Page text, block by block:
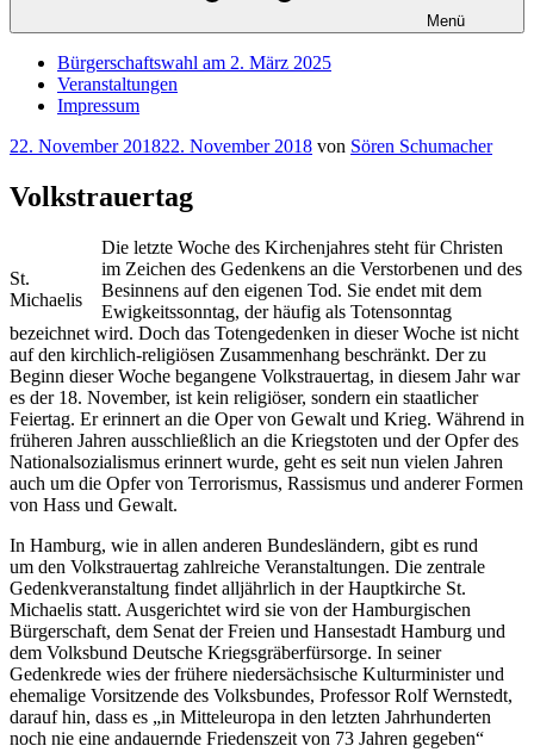
Menü
Bürgerschaftswahl am 2. März 2025
Veranstaltungen
Impressum
Veröffentlicht
22. November 201822. November 2018 von Sören Schumacher
Volkstrauertag
St.
Michaelis
Die letzte Woche des Kirchenjahres steht für Christen
im Zeichen des Gedenkens an die Verstorbenen und des
Besinnens auf den eigenen Tod. Sie endet mit dem
Ewigkeitssonntag, der häufig als Totensonntag
bezeichnet wird. Doch das Totengedenken in dieser Woche ist nicht
auf den kirchlich-religiösen Zusammenhang beschränkt. Der zu
Beginn dieser Woche begangene Volkstrauertag, in diesem Jahr war
es der 18. November, ist kein religiöser, sondern ein staatlicher
Feiertag. Er erinnert an die Oper von Gewalt und Krieg. Während in
früheren Jahren ausschließlich an die Kriegstoten und der Opfer des
Nationalsozialismus erinnert wurde, geht es seit nun vielen Jahren
auch um die Opfer von Terrorismus, Rassismus und anderer Formen
von Hass und Gewalt.
In Hamburg, wie in allen anderen Bundesländern, gibt es rund
um den Volkstrauertag zahlreiche Veranstaltungen. Die zentrale
Gedenkveranstaltung findet alljährlich in der Hauptkirche St.
Michaelis statt. Ausgerichtet wird sie von der Hamburgischen
Bürgerschaft, dem Senat der Freien und Hansestadt Hamburg und
dem Volksbund Deutsche Kriegsgräberfürsorge. In seiner
Gedenkrede wies der frühere niedersächsische Kulturminister und
ehemalige Vorsitzende des Volksbundes, Professor Rolf Wernstedt,
darauf hin, dass es „in Mitteleuropa in den letzten Jahrhunderten
noch nie eine andauernde Friedenszeit von 73 Jahren gegeben“